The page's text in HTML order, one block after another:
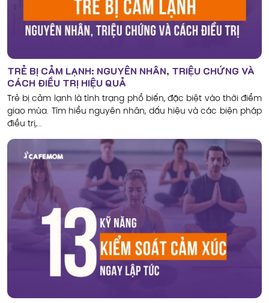
TRẺ BỊ CẢM LẠNH: NGUYÊN NHÂN, TRIỆU CHỨNG VÀ
CÁCH ĐIỀU TRỊ HIỆU QUẢ
Trẻ bị cảm lạnh là tình trạng phổ biến, đặc biệt vào thời điểm
giao mùa. Tìm hiểu nguyên nhân, dấu hiệu và các biện pháp
điều trị,...